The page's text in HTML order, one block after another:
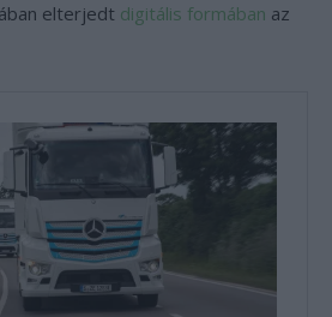
elterjedt digitális formában az